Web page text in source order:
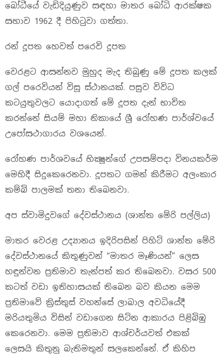
බෝධීයේ වැඩිදියුණුව සඳහා මාතර බෝධි ආරක්ෂක
සභාව 1962 දී පිහිටුවා ගත්තා.
රන් දූපත හෙවත් පරෙවි දූපත
වෙරළට ආසන්නව මුහුද මැද තිබුණු මේ දූපත කලක්‌
ගල් පරෙවියන් විසූ ස්ථානයක්. පසුව විවිධ
කටයුතුවලට යොදාගත් මේ දූපත දැන් භාවිත
කරන්නේ සියම් මහා නිකායේ ශ්‍රී රෝහණ පාර්ශ්වයේ
උපෝසථාගාරය වශයෙන්.
රෝහණ පාර්ශවයේ භික්‍ෂූන්ගේ උපසම්පදා විනයකර්ම
මෙහිදී සිදුකෙරෙනවා.‍ දූපතට ගමන් කිරීමට අලංකාර
කම්බි පාලමක් තනා තිබෙනවා.
අප ස්‌වාමිදුවගේ දේවස්‌ථානය (ශාන්ත මේරි පල්ලිය)
මාතර වෙරළ උද්‍යානය ඉදිරිපසින් පිහිටි ශාන්ත මේරි
දේවස්ථානයේ කිතුණුවන් “මාතර මෑණියන්” ලෙස
හඳුන්වන ප්‍රතිමාව තැන්පත් කර තිබෙනවා. වසර 500
කටත් වඩා ඉතිහාසයක්‌ තිබෙන බව කියන මෙම
ප්‍රතිමාවේ ක්‍රිස්‌තුස්‌ වහන්සේ ලාබාල අවධියේදී
මරියතුමිය විසින් වඩාගෙන සිටින ආකාරය පිළිබිඹු
කෙරෙනවා. මෙම ප්‍රතිමාව ආශ්චර්යවත් එකක්‌
ලෙසයි කිතුනු බැතිමතුන් සලකෙන්නේ. ඒ කිහිප